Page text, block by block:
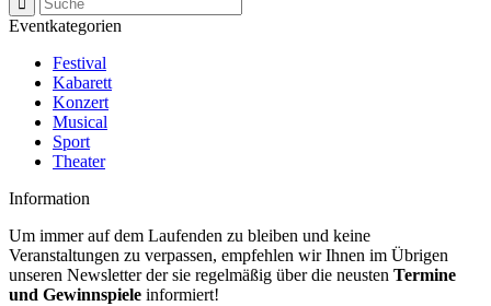
Eventkategorien
Festival
Kabarett
Konzert
Musical
Sport
Theater
Information
Um immer auf dem Laufenden zu bleiben und keine
Veranstaltungen zu verpassen, empfehlen wir Ihnen im Übrigen
unseren Newsletter der sie regelmäßig über die neusten Termine
und Gewinnspiele informiert!